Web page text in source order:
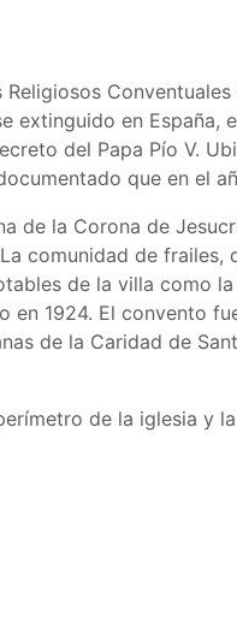
extinguido en España,
del Papa Pío V.
que en el
de la Corona de
comunidad de frailes,
de la villa como
en 1924. El convento
de la Caridad de
de la iglesia y